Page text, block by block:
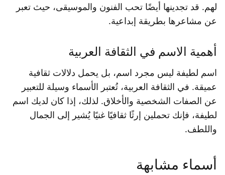
لهم. قد تجدينها أيضًا تحب الفنون والموسيقى، حيث تعبر
عن مشاعرها بطريقة إبداعية.
أهمية الاسم في الثقافة العربية
اسم لطيفة ليس مجرد اسم، بل يحمل دلالات ثقافية
عميقة. في الثقافة العربية، تُعتبر الأسماء وسيلة للتعبير
عن الصفات الشخصية والأخلاق. لذلك، إذا كان لديك اسم
لطيفة، فإنك تحملين إرثًا ثقافيًا غنيًا يُشير إلى الجمال
واللطف.
أسماء مشابهة